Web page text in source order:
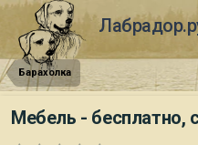
Барахолка
Мебель - бесплатно,